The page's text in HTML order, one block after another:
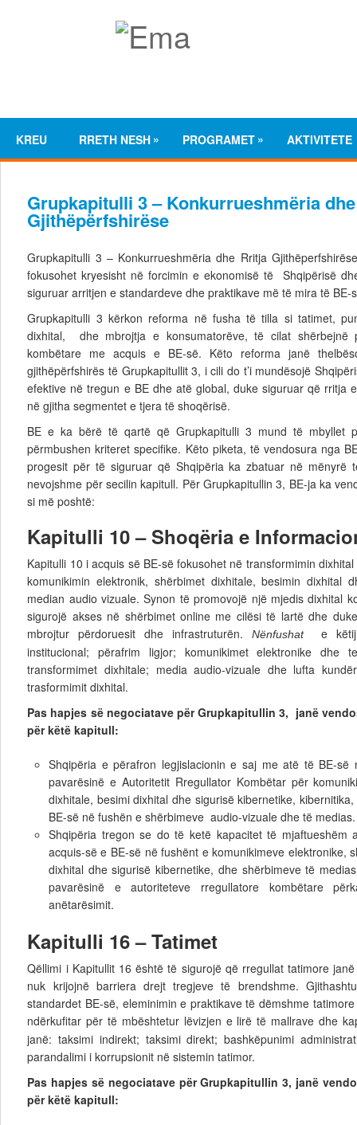
KREU RRETH NESH » PROGRAMET » AKTIVITETE
Grupkapitulli 3 – Konkurrueshmëria
Gjithëpërfshirëse
Grupkapitulli 3 – Konkurrueshmëria dhe Rritja
fokusohet kryesisht në forcimin e ekonomisë të Shqipërisë
siguruar arritjen e standardeve dhe praktikave më të mira të BE-
Grupkapitulli 3 kërkon reforma në fusha të tilla si tatimet,
dixhital, dhe mbrojtja e konsumatorëve, të cilat shërbejnë
kombëtare me acquis e BE-së. Këto reforma janë
gjithëpërfshirës të Grupkapitullit 3, i cili do t’i mundësojë
efektive në tregun e BE dhe atë global, duke siguruar që rritja
në gjitha segmentet e tjera të shoqërisë.
BE e ka bërë të qartë që Grupkapitulli 3 mund të mbyllet
përmbushen kriteret specifike. Këto piketa, të vendosura nga
progesit për të siguruar që Shqipëria ka zbatuar në mënyrë
nevojshme për secilin kapitull. Për Grupkapitullin 3, BE-ja ka
si më poshtë:
Kapitulli 10 – Shoqëria e
Kapitulli 10 i acquis së BE-së fokusohet në transformimin
komunikimin elektronik, shërbimet dixhitale, besimin dixhital
median audio vizuale. Synon të promovojë një mjedis dixhital
sigurojë akses në shërbimet online me cilësi të lartë dhe
mbrojtur përdoruesit dhe infrastruturën.
Nënfushate këtij
institucional; përafrim ligjor; komunikimet elektronike dhe
transformimet dixhitale; media audio-vizuale dhe lufta
trasformimit dixhital.
Pas hapjes së negociatave për Grupkapitullin 3, janë
për këtë kapitull:
Shqipëria e përafron legjislacionin e saj me atë të BE-së
pavarësinë e Autoritetit Rregullator Kombëtar për
dixhitale, besimi dixhital dhe sigurisë kibernetike,
BE-së në fushën e shërbimeve audio-vizuale dhe të medias.
Shqipëria tregon se do të ketë kapacitet të mjaftueshëm
acquis-së e BE-së në fushënt e komunikimeve elektronike,
dixhital dhe sigurisë kibernetike, dhe shërbimeve të
pavarësinë e autoriteteve rregullatore kombëtare
anëtarësimit.
Kapitulli 16 – Tatimet
Qëllimi i Kapitullit 16 është të sigurojë që rregullat tatimore
nuk krijojnë barriera drejt tregjeve të brendshme.
standardet BE-së, eleminimin e praktikave të dëmshme
ndërkufitar për të mbështetur lëvizjen e lirë të mallrave dhe
janë: taksimi indirekt; taksimi direkt; bashkëpunimi
parandalimi i korrupsionit në sistemin tatimor.
Pas hapjes së negociatave për Grupkapitullin 3, janë
për këtë kapitull: